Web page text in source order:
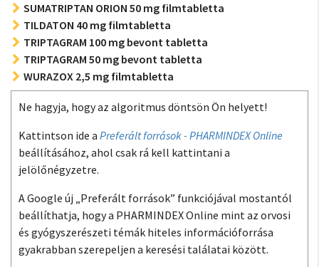
SUMATRIPTAN ORION 50 mg filmtabletta
TILDATON 40 mg filmtabletta
TRIPTAGRAM 100 mg bevont tabletta
TRIPTAGRAM 50 mg bevont tabletta
WURAZOX 2,5 mg filmtabletta
Ne hagyja, hogy az algoritmus döntsön Ön helyett!
Kattintson ide a Preferált források - PHARMINDEX Online
beállításához, ahol csak rá kell kattintani a
jelölőnégyzetre.
A Google új „Preferált források” funkciójával mostantól
beállíthatja, hogy a PHARMINDEX Online mint az orvosi
és gyógyszerészeti témák hiteles információforrása
gyakrabban szerepeljen a keresési találatai között.